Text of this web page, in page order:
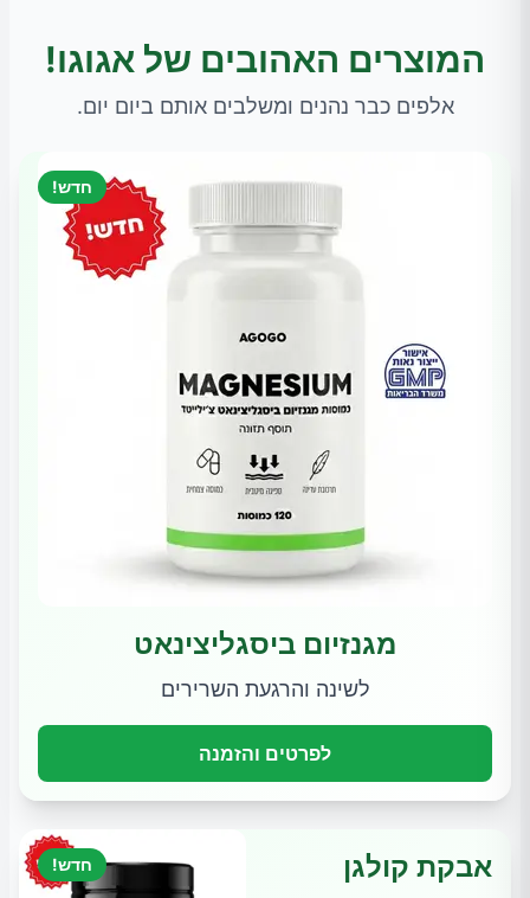
המוצרים האהובים של אגוגו!
אלפים כבר נהנים ומשלבים אותם ביום יום.
חדש!
מגנזיום ביסגליצינאט
לשינה והרגעת השרירים
לפרטים והזמנה
חדש! אבקת קולגן